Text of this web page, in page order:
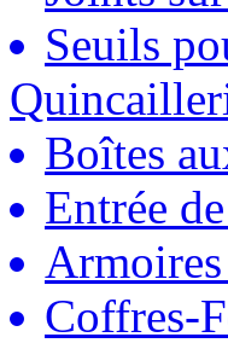
Seuils
Boîtes
Entrée
Coffres-